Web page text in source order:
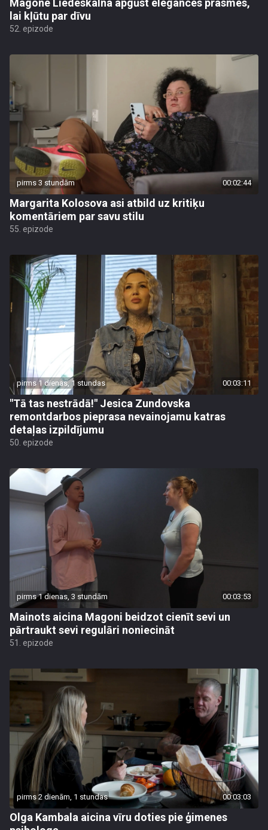
Magone Liedeskalna apgūst elegances prasmes,
lai kļūtu par dīvu
52. epizode
pirms 3 stundām 00:02:44
Margarita Kolosova asi atbild uz kritiķu
komentāriem par savu stilu
55. epizode
pirms 1 dienas, 1 stundas 00:03:11
"Tā tas nestrādā!" Jesica Zundovska
remontdarbos pieprasa nevainojamu katras
detaļas izpildījumu
50. epizode
pirms 1 dienas, 3 stundām 00:03:53
Mainots aicina Magoni beidzot cienīt sevi un
pārtraukt sevi regulāri noniecināt
51. epizode
pirms 2 dienām, 1 stundas 00:03:03
Olga Kambala aicina vīru doties pie ģimenes